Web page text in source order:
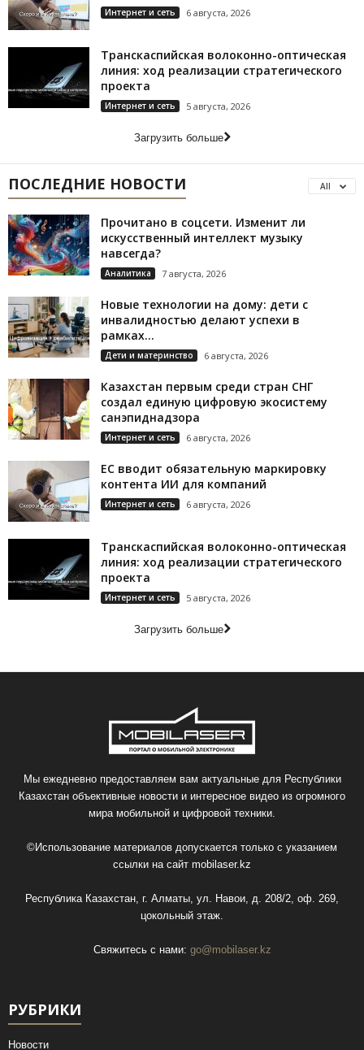
Интернет и сеть 6 августа, 2026
Транскаспийская волоконно-оптическая
линия: ход реализации стратегического
проекта
Интернет и сеть 5 августа, 2026
Загрузить больше
ПОСЛЕДНИЕ НОВОСТИ All
Прочитано в соцсети. Изменит ли
искусственный интеллект музыку
навсегда?
Аналитика 7 августа, 2026
Новые технологии на дому: дети с
инвалидностью делают успехи в
рамках...
Дети и материнство 6 августа, 2026
Казахстан первым среди стран СНГ
создал единую цифровую экосистему
санэпиднадзора
Интернет и сеть 6 августа, 2026
ЕС вводит обязательную маркировку
контента ИИ для компаний
Интернет и сеть 6 августа, 2026
Транскаспийская волоконно-оптическая
линия: ход реализации стратегического
проекта
Интернет и сеть 5 августа, 2026
Загрузить больше
Мы ежедневно предоставляем вам актуальные для Республики
Казахстан объективные новости и интересное видео из огромного
мира мобильной и цифровой техники.
©Использование материалов допускается только с указанием
ссылки на сайт mobilaser.kz
Республика Казахстан, г. Алматы, ул. Навои, д. 208/2, оф. 269,
цокольный этаж.
Свяжитесь с нами: go@mobilaser.kz
РУБРИКИ
Новости